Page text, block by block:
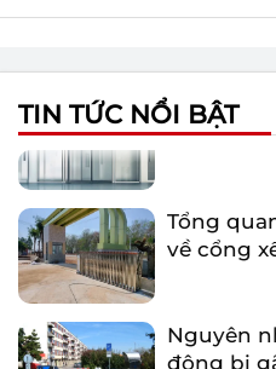
TIN TỨC NỔI BẬT
động?
về cổng
động bị